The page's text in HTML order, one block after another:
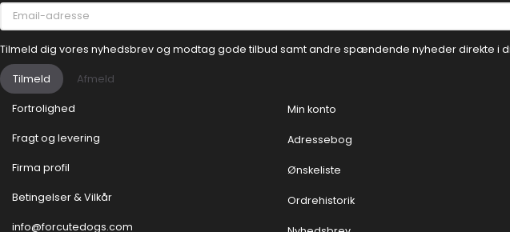
Email-
adresse
Tilmeld dig vores nyhedsbrev og modtag gode tilbud samt andre spændende nyheder direkte i
Tilmeld Afmeld
Fortrolighed
Fragt og levering
Firma profil
Betingelser & Vilkår
info@forcutedogs.com
Min konto
Adressebog
Ønskeliste
Ordrehistorik